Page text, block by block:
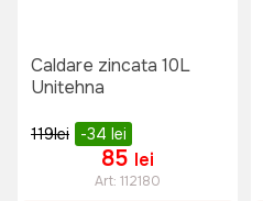
Caldare zincata 10L
Unitehna
119lei -34 lei
85 lei
Art: 112180